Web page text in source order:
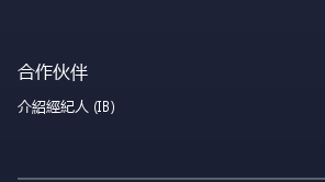
合作伙伴
介紹經紀人 (IB)